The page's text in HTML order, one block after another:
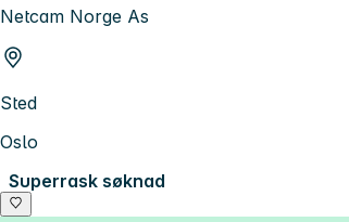
Netcam Norge As
Sted
Oslo
Superrask søknad